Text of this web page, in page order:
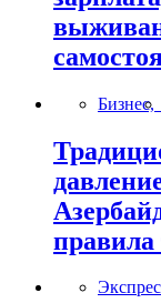
Бизнес,
правила